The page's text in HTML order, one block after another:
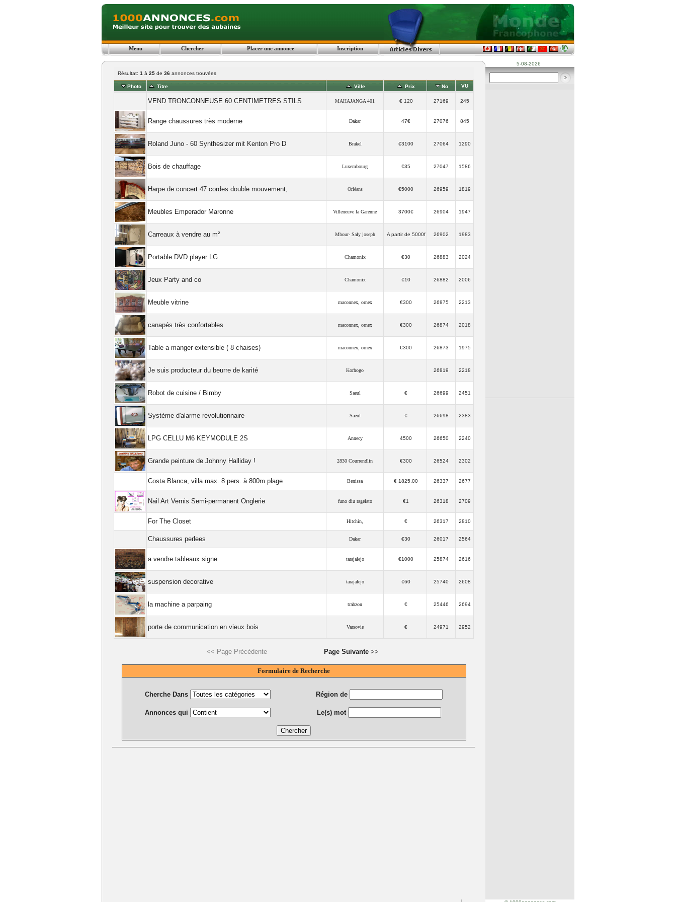
Menu Chercher Placer une annonce Inscription
5-08-2026
Résultat: 1 à 25 de 36 annonces trouvées
Photo Titre Ville Prix No VU
VEND TRONCONNEUSE 60 CENTIMETRES STILS MAHAJANGA 401 € 120 27169 245
Range chaussures très moderne Dakar 47€ 27076 845
Roland Juno - 60 Synthesizer mit Kenton Pro D Brakel €3100 27064 1290
Bois de chauffage Luxembourg €35 27047 1586
Harpe de concert 47 cordes double mouvement, Orléans €5000 26959 1819
Meubles Emperador Maronne Villeneuve la Garenne 3700€ 26904 1947
Carreaux à vendre au m² Mbour- Saly joseph A partir de 5000f 26902 1983
Portable DVD player LG Chamonix €30 26883 2024
Jeux Party and co Chamonix €10 26882 2006
Meuble vitrine maconnex, ornex €300 26875 2213
canapés très confortables maconnex, ornex €300 26874 2018
Table a manger extensible ( 8 chaises) maconnex, ornex €300 26873 1975
Je suis producteur du beurre de karité Korhogo 26819 2218
Robot de cuisine / Bimby Saeul € 26699 2451
Système d'alarme revolutionnaire Saeul € 26698 2383
LPG CELLU M6 KEYMODULE 2S Annecy 4500 26650 2240
Grande peinture de Johnny Halliday ! 2830 Courrendlin €300 26524 2302
Costa Blanca, villa max. 8 pers. à 800m plage Benissa € 1825.00 26337 2677
Nail Art Vernis Semi-permanent Onglerie funo diu ragelato €1 26318 2709
For The Closet Hitchin, € 26317 2810
Chaussures perlees Dakar €30 26017 2564
a vendre tableaux signe tarajalejo €1000 25874 2616
suspension decorative tarajalejo €60 25740 2608
la machine a parpaing trabzon € 25446 2694
porte de communication en vieux bois Varsovie € 24971 2952
<< Page Précédente Page Suivante >>
Formulaire de Recherche
Cherche Dans Région de
Annonces qui Le(s) mot